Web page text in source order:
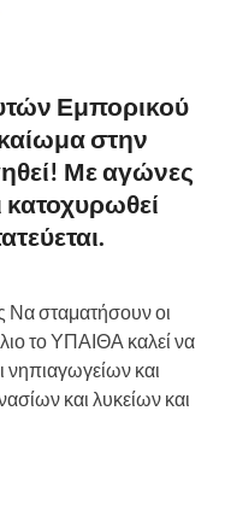
Εμπορικού
στην
Με αγώνες
κατοχυρωθεί
Να σταματήσουν οι
το ΥΠΑΙΘΑ καλεί να
νηπιαγωγείων και
και λυκείων και